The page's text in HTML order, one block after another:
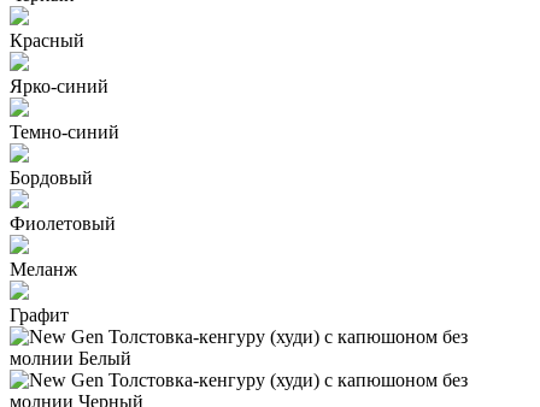
Красный
Ярко-синий
Темно-синий
Бордовый
Фиолетовый
Меланж
Графит